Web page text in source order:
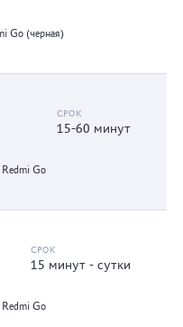
Go (черная)
15-60 минут
Go
15 минут - сутки
Go